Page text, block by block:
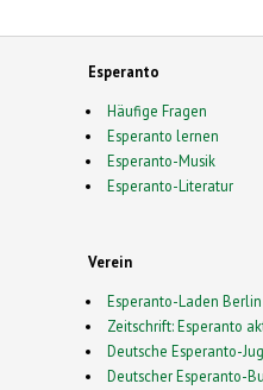
Esperanto
Häufige Fragen
Esperanto lernen
Esperanto-Musik
Esperanto-Literatur
Verein
Esperanto-Laden Berlin
Zeitschrift: Esperanto
Deutsche Esperanto-
Deutscher Esperanto-